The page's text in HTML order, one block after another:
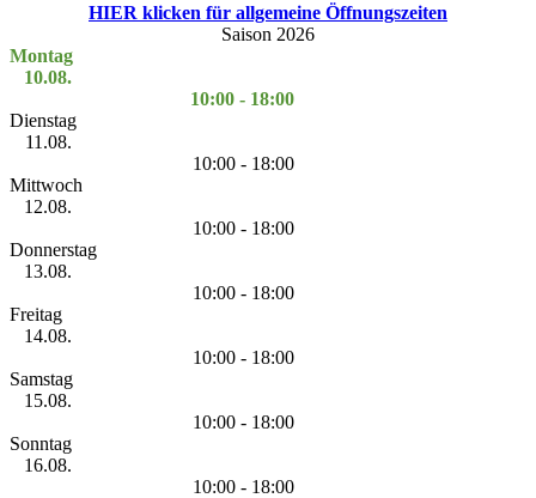
HIER klicken für allgemeine Öffnungszeiten
Saison 2026
Montag
10.08.
10:00 - 18:00
Dienstag
11.08.
10:00 - 18:00
Mittwoch
12.08.
10:00 - 18:00
Donnerstag
13.08.
10:00 - 18:00
Freitag
14.08.
10:00 - 18:00
Samstag
15.08.
10:00 - 18:00
Sonntag
16.08.
10:00 - 18:00